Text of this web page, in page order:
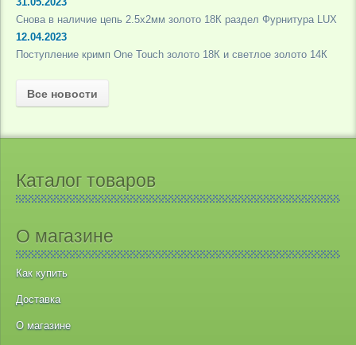
Снова в наличие цепь 2.5х2мм золото 18К раздел Фурнитура LUX
12.04.2023
Поступление кримп One Touch золото 18К и светлое золото 14К
Все новости
Каталог товаров
О магазине
Как купить
Доставка
О магазине